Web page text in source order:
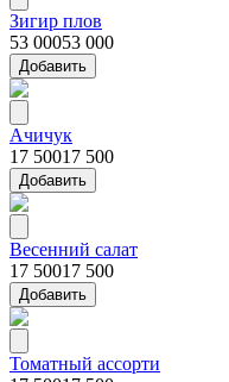
Зигир плов
53 00053 000
Добавить
Ачичук
17 50017 500
Добавить
Весенний салат
17 50017 500
Добавить
Томатный ассорти